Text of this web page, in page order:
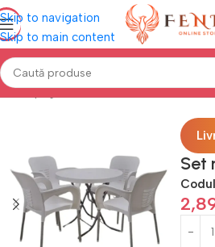
Skip to navigation
Skip to main content
Prima pagină Mobilă TERASĂ &
Set